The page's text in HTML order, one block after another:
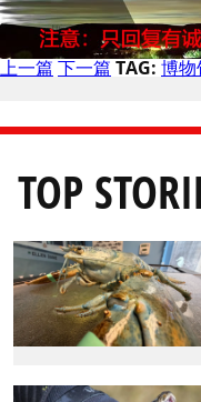
上一篇下一篇TAG:博物
TOP